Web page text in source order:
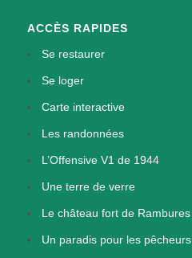
ACCÈS RAPIDES
Se restaurer
Se loger
Carte interactive
Les randonnées
L’Offensive V1 de 1944
Une terre de verre
Le château fort de Rambures
Un paradis pour les pêcheurs